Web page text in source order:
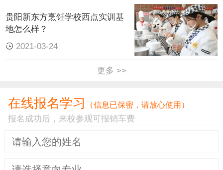
孟关校区
孟关校区重金打造：
贵阳新东方烹饪学校西点实训基
地怎么样？
2021-03-24
更多 >>
在线报名学习 （信息已保密，请放心使用）
报名成功后，来校参观可报销车费